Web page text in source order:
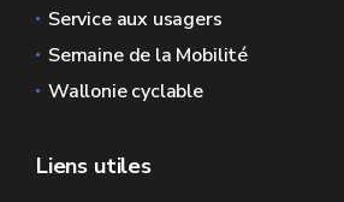
Service aux usagers
Semaine de la Mobilité
Wallonie cyclable
Liens utiles